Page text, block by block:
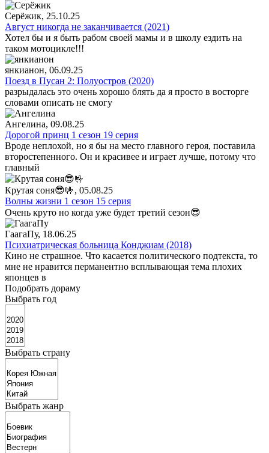
Серёжик, 25.10.25
Август никогда не заканчивается (2021)
Хотел бы и я быть рабом своей мамы и в школу ездить на
таком мотоцикле!!!
янкианон, 06.09.25
Поезд в Пусан 2: Полуостров (2020)
разрыдалась это очень хорошо блять да я просто в восторге
словами описать не смогу
Ангелина, 09.08.25
Дорогой принц 1 сезон 19 серия
Вроде неплохой, но я бы на место главного героя, поставила
второстепенного. Он и красивее и играет лучше, потому что
главный
Крутая соня😎🤟, 05.08.25
Волны жизни 1 сезон 15 серия
Очень круто но когда уже будет третий сезон😎
ГаагаПу, 18.06.25
Психиатрическая больница Конджиам (2018)
Кино не страшное. Что касается политического подтекста, то
мне не нравится перманентно всплывающая тема плохих
японцев в
Подобрать дораму
Выбрать год
Выбрать страну
Выбрать жанр